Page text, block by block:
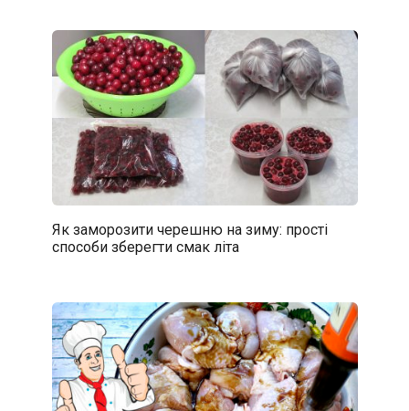
Як заморозити черешню на зиму: прості
способи зберегти смак літа